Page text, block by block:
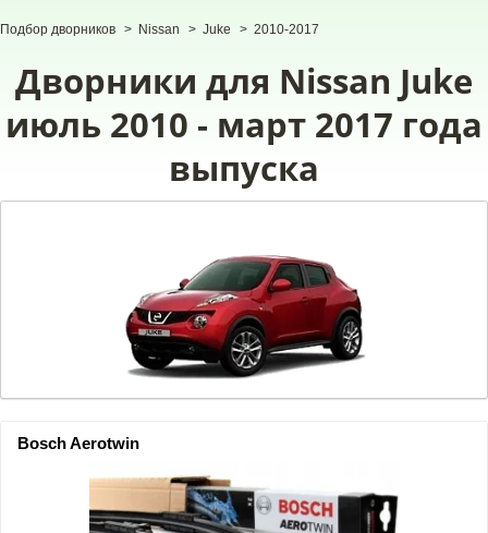
Подбор дворников > Nissan > Juke > 2010-2017
Дворники для Nissan Juke
июль 2010 - март 2017 года
выпуска
Bosch Aerotwin